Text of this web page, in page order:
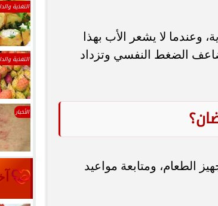
وعندما لا يشعر الأب بهذا
الضغط النفسي وتزداد
الطعام، ومتابعة مواعيد
التغذية
التغذية
الأخبار